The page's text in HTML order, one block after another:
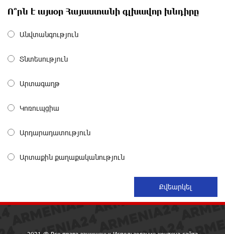
выгодным инвестиционным предложением
имени пенсионных фондов
сотрудничестве с Конверс МСБ
Предателя Пашиняна нужно скинуть с трона. Аршак
30 дней назад
Ո՞րն է այսօր Հայաստանի գլխավոր խնդիրը
Անվտանգություն
Տնտեսություն
Արտագաղթ
Կոռուպցիա
Արդարադատություն
Արտաքին քաղաքականություն